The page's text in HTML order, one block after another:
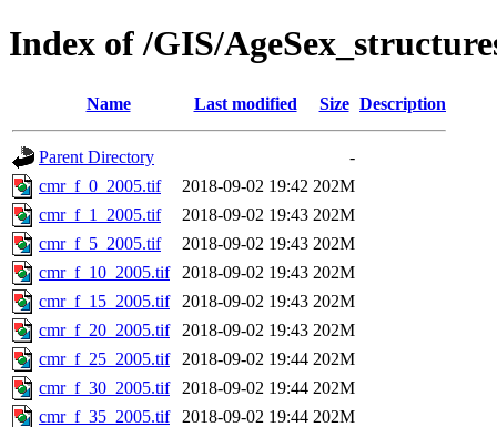
Index of /GIS/
Name Last modified Size Description
Parent Directory
-
cmr_f_0_2005.tif
2018-09-02 19:42 202M
cmr_f_1_2005.tif
2018-09-02 19:43 202M
cmr_f_5_2005.tif
2018-09-02 19:43 202M
cmr_f_10_2005.tif
2018-09-02 19:43 202M
cmr_f_15_2005.tif
2018-09-02 19:43 202M
cmr_f_20_2005.tif
2018-09-02 19:43 202M
cmr_f_25_2005.tif
2018-09-02 19:44 202M
cmr_f_30_2005.tif
2018-09-02 19:44 202M
cmr_f_35_2005.tif
2018-09-02 19:44 202M